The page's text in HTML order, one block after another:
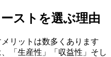
ストを選ぶ理由
リットは数多くあります
「生産性」「収益性」そし